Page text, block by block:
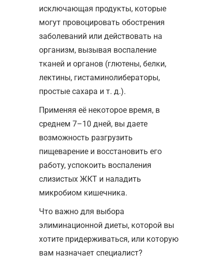
исключающая продукты, которые
могут провоцировать обострения
заболеваний или действовать на
организм, вызывая воспаление
тканей и органов (глютены, белки,
лектины, гистаминолибераторы,
простые сахара и т. д.).
Применяя её некоторое время, в
среднем 7–10 дней, вы даете
возможность разгрузить
пищеварение и восстановить его
работу, успокоить воспаления
слизистых ЖКТ и наладить
микробиом кишечника.
Что важно для выбора
элиминационной диеты, которой вы
хотите придерживаться, или которую
вам назначает специалист?